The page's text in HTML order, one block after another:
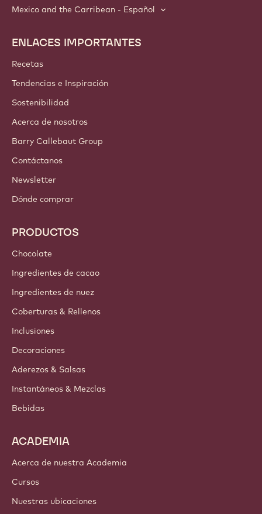
Mexico and the Carribean - Español
Footer
Callebaut
ENLACES IMPORTANTES
Recetas
Tendencias e Inspiración
Sostenibilidad
Acerca de nosotros
Barry Callebaut Group
Contáctanos
Newsletter
Dónde comprar
PRODUCTOS
Chocolate
Ingredientes de cacao
Ingredientes de nuez
Coberturas & Rellenos
Inclusiones
Decoraciones
Aderezos & Salsas
Instantáneos & Mezclas
Bebidas
ACADEMIA
Acerca de nuestra Academia
Cursos
Nuestras ubicaciones